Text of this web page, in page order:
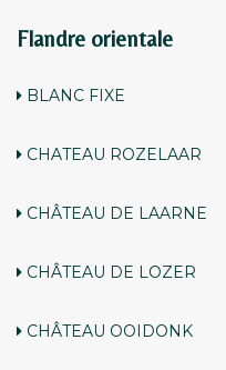
Flandre orientale
BLANC FIXE
CHATEAU ROZELAAR
CHÂTEAU DE LAARNE
CHÂTEAU DE LOZER
CHÂTEAU OOIDONK